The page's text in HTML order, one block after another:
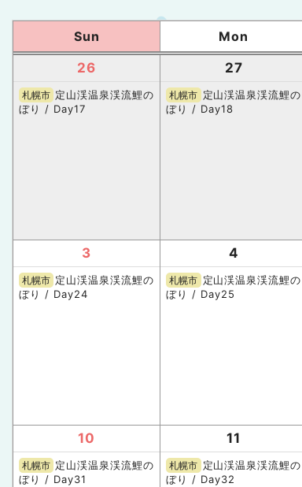
Sun Mon
26
札幌市 定山渓温泉渓流鯉の
ぼり / Day17
27
札幌市 定山渓温泉渓流鯉の
ぼり / Day18
3
札幌市 定山渓温泉渓流鯉の
ぼり / Day24
4
札幌市 定山渓温泉渓流鯉の
ぼり / Day25
10
札幌市 定山渓温泉渓流鯉の
ぼり / Day31
11
札幌市 定山渓温泉渓流鯉の
ぼり / Day32